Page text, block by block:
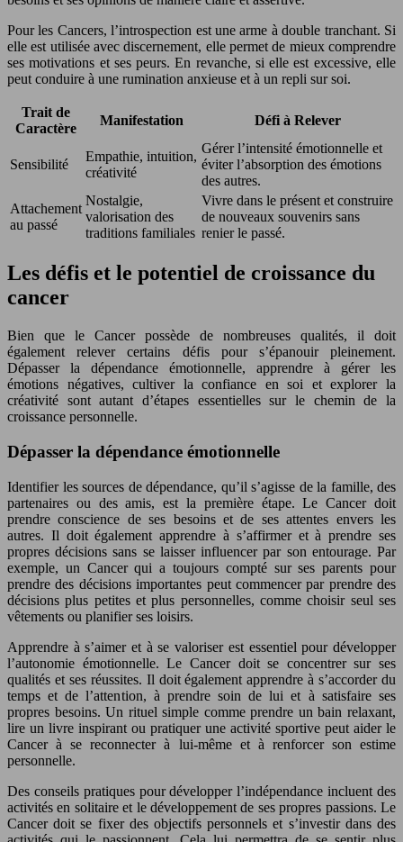
Pour les Cancers, l’introspection est une arme à double tranchant. Si
elle est utilisée avec discernement, elle permet de mieux comprendre
ses motivations et ses peurs. En revanche, si elle est excessive, elle
peut conduire à une rumination anxieuse et à un repli sur soi.
Trait de
Caractère
Manifestation Défi à Relever
Sensibilité
Empathie, intuition,
créativité
Gérer l’intensité émotionnelle et
éviter l’absorption des émotions
des autres.
Attachement
au passé
Nostalgie,
valorisation des
traditions familiales
Vivre dans le présent et construire
de nouveaux souvenirs sans
renier le passé.
Les défis et le potentiel de croissance du
cancer
Bien que le Cancer possède de nombreuses qualités, il doit
également relever certains défis pour s’épanouir pleinement.
Dépasser la dépendance émotionnelle, apprendre à gérer les
émotions négatives, cultiver la confiance en soi et explorer la
créativité sont autant d’étapes essentielles sur le chemin de la
croissance personnelle.
Dépasser la dépendance émotionnelle
Identifier les sources de dépendance, qu’il s’agisse de la famille, des
partenaires ou des amis, est la première étape. Le Cancer doit
prendre conscience de ses besoins et de ses attentes envers les
autres. Il doit également apprendre à s’affirmer et à prendre ses
propres décisions sans se laisser influencer par son entourage. Par
exemple, un Cancer qui a toujours compté sur ses parents pour
prendre des décisions importantes peut commencer par prendre des
décisions plus petites et plus personnelles, comme choisir seul ses
vêtements ou planifier ses loisirs.
Apprendre à s’aimer et à se valoriser est essentiel pour développer
l’autonomie émotionnelle. Le Cancer doit se concentrer sur ses
qualités et ses réussites. Il doit également apprendre à s’accorder du
temps et de l’attention, à prendre soin de lui et à satisfaire ses
propres besoins. Un rituel simple comme prendre un bain relaxant,
lire un livre inspirant ou pratiquer une activité sportive peut aider le
Cancer à se reconnecter à lui-même et à renforcer son estime
personnelle.
Des conseils pratiques pour développer l’indépendance incluent des
activités en solitaire et le développement de ses propres passions. Le
Cancer doit se fixer des objectifs personnels et s’investir dans des